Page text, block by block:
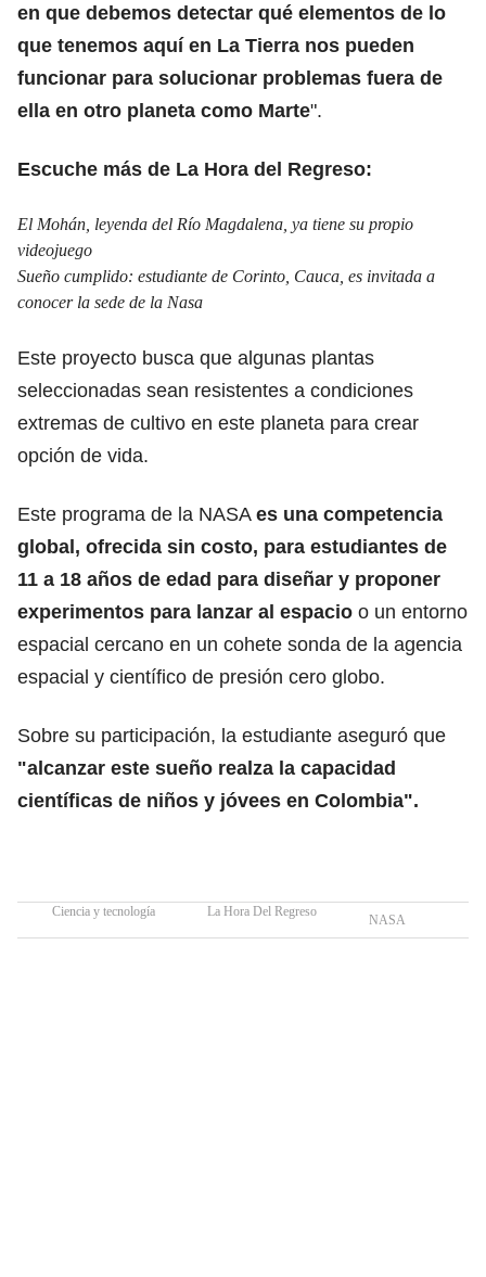
en que debemos detectar qué elementos de lo
que tenemos aquí en La Tierra nos pueden
funcionar para solucionar problemas fuera de
ella en otro planeta como Marte".
Escuche más de La Hora del Regreso:
El Mohán, leyenda del Río Magdalena, ya tiene su propio
videojuego
Sueño cumplido: estudiante de Corinto, Cauca, es invitada a
conocer la sede de la Nasa
Este proyecto busca que algunas plantas
seleccionadas sean resistentes a condiciones
extremas de cultivo en este planeta para crear
opción de vida.
Este programa de la NASA es una competencia
global, ofrecida sin costo, para estudiantes de
11 a 18 años de edad para diseñar y proponer
experimentos para lanzar al espacio o un entorno
espacial cercano en un cohete sonda de la agencia
espacial y científico de presión cero globo.
Sobre su participación, la estudiante aseguró que
"alcanzar este sueño realza la capacidad
científicas de niños y jóvees en Colombia".
Ciencia y tecnología La Hora Del Regreso
NASA